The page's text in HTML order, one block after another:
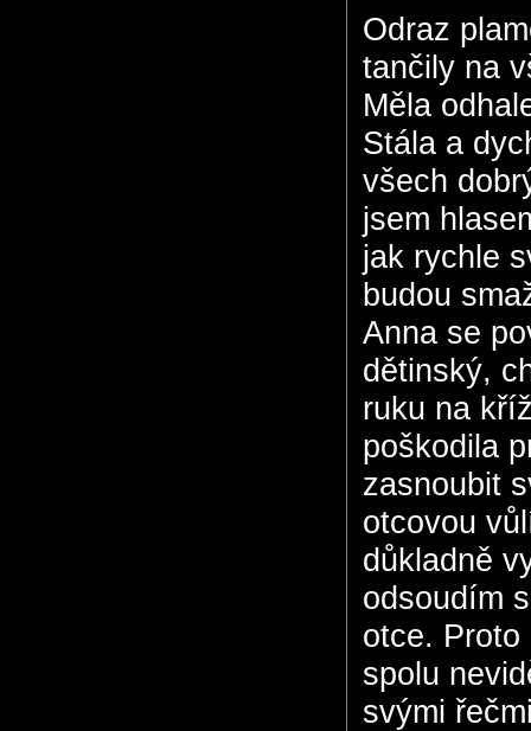
Odraz
tančily na
Měla
Stála a
všech
jsem
jak rychle
budou
Anna se
dětinský,
ruku na
poškodila
zasnoubit
otcovou
důkladně
odsoudím
otce.
spolu
svými